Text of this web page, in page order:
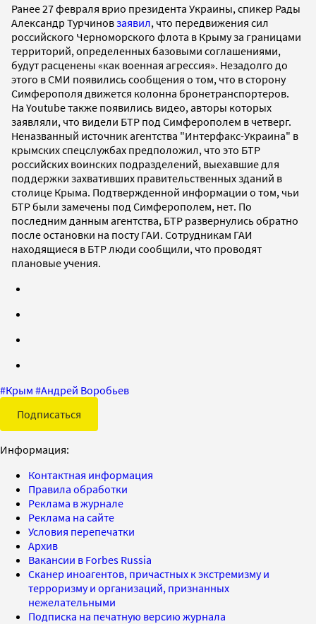
Ранее 27 февраля врио президента Украины, спикер Рады
Александр Турчиновзаявил, что передвижения сил
российского Черноморского флота в Крыму за границами
территорий, определенных базовыми соглашениями,
будут расценены «как военная агрессия». Незадолго до
этого в СМИ появились сообщения о том, что в сторону
Симферополя движется колонна бронетранспортеров.
На Youtube также появились видео, авторы которых
заявляли, что видели БТР под Симферополем в четверг.
Неназванный источник агентства "Интерфакс-Украина" в
крымских спецслужбах предположил, что это БТР
российских воинских подразделений, выехавшие для
поддержки захвативших правительственных зданий в
столице Крыма. Подтвержденной информации о том, чьи
БТР были замечены под Симферополем, нет. По
последним данным агентства, БТР развернулись обратно
после остановки на посту ГАИ. Сотрудникам ГАИ
находящиеся в БТР люди сообщили, что проводят
плановые учения.
#Крым #Андрей Воробьев
Подписаться
Информация:
Контактная информация
Правила обработки
Реклама в журнале
Реклама на сайте
Условия перепечатки
Архив
Вакансии в Forbes Russia
Сканер иноагентов, причастных к экстремизму и
терроризму и организаций, признанных
нежелательными
Подписка на печатную версию журнала